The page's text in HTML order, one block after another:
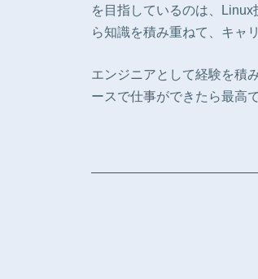
を目指しているのは、
ら知識を積み重ねて、キャ
エンジニアとして経験を積
ースで仕事ができたら最高